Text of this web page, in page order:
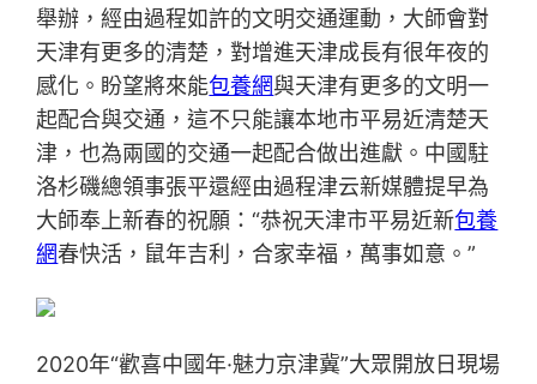
舉辦，經由過程如許的文明交通運動，大師會對
天津有更多的清楚，對增進天津成長有很年夜的
感化。盼望將來能包養網與天津有更多的文明一
起配合與交通，這不只能讓本地市平易近清楚天
津，也為兩國的交通一起配合做出進獻。中國駐
洛杉磯總領事張平還經由過程津云新媒體提早為
大師奉上新春的祝願：“恭祝天津市平易近新包養
網春快活，鼠年吉利，合家幸福，萬事如意。”
2020年“歡喜中國年·魅力京津冀”大眾開放日現場